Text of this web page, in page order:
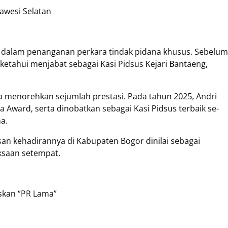
Selatan
penanganan perkara tindak pidana khusus. Sebelum
menjabat sebagai Kasi Pidsus Kejari Bantaeng,
sejumlah prestasi. Pada tahun 2025, Andri
serta dinobatkan sebagai Kasi Pidsus terbaik se-
kehadirannya di Kabupaten Bogor dinilai sebagai
setempat.
“PR Lama”